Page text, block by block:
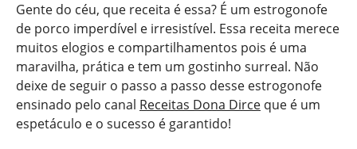
Gente do céu, que receita é essa? É um estrogonofe
de porco imperdível e irresistível. Essa receita merece
muitos elogios e compartilhamentos pois é uma
maravilha, prática e tem um gostinho surreal. Não
deixe de seguir o passo a passo desse estrogonofe
ensinado pelo canal Receitas Dona Dirce que é um
espetáculo e o sucesso é garantido!